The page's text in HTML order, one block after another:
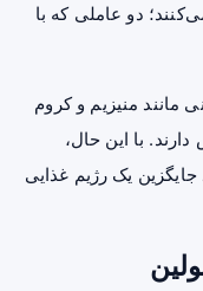
دو عاملی که با
مانند منیزیم و کروم
با این حال،
یک رژیم غذایی